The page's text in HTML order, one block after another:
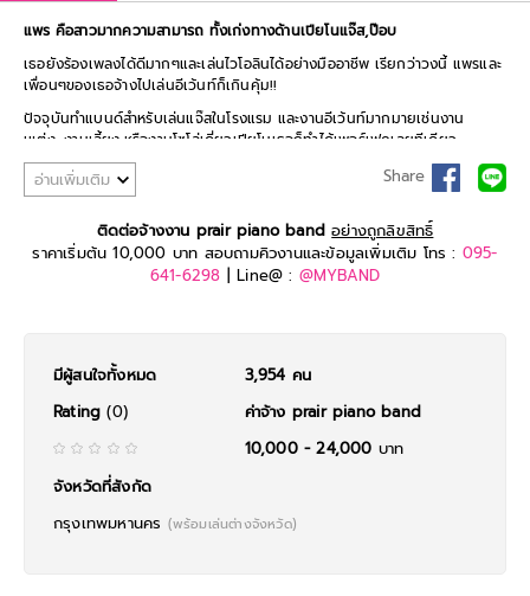
แพร คือสาวมากความสามารถ ทั้งเก่งทางด้านเปียโนแจ๊ส,ป๊อบ
เธอยังร้องเพลงได้ดีมากๆและเล่นไวโอลินได้อย่างมืออาชีพ เรียกว่าวงนี้ แพรและ
เพื่อนๆของเธอจ้างไปเล่นอีเว้นท์ก็เกินคุ้ม!!
ปัจจุบันทำแบนด์สำหรับเล่นแจ๊สในโรงแรม และงานอีเว้นท์มากมายเช่นงาน
เแต่ง, งานเลี้ยง,หรืองานโซโล่เดี่ยวเปียโนเธอก็ทำได้เพอร์เฟคเลยทีเดียว
แบบนี้ก็หมดห่วงว่างานจะเซ็ง จะกร่อยไปได้เลย!
อ่านเพิ่มเติม Share
ติดต่อจ้างงาน prair piano band อย่างถูกลิขสิทธิ์
ราคาเริ่มต้น 10,000 บาท สอบถามคิวงานและข้อมูลเพิ่มเติม โทร : 095-
641-6298 | Line@ : @MYBAND
มีผู้สนใจทั้งหมด
3,954 คน
Rating (0)
ค่าจ้าง prair piano band
10,000 - 24,000 บาท
จังหวัดที่สังกัด
กรุงเทพมหานคร (พร้อมเล่นต่างจังหวัด)